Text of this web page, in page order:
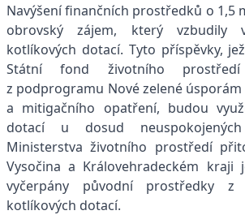
Navýšení finančních prostředků o 1,5
obrovský zájem, který vzbudily
kotlíkových dotací. Tyto příspěvky,
Státní fond životního
z podprogramu Nové zelené úsporám
a mitigačního opatření, budou
dotací u dosud
Ministerstva životního prostředí
Vysočina a Královehradeckém kraji
vyčerpány původní prostředky z
kotlíkových dotací.